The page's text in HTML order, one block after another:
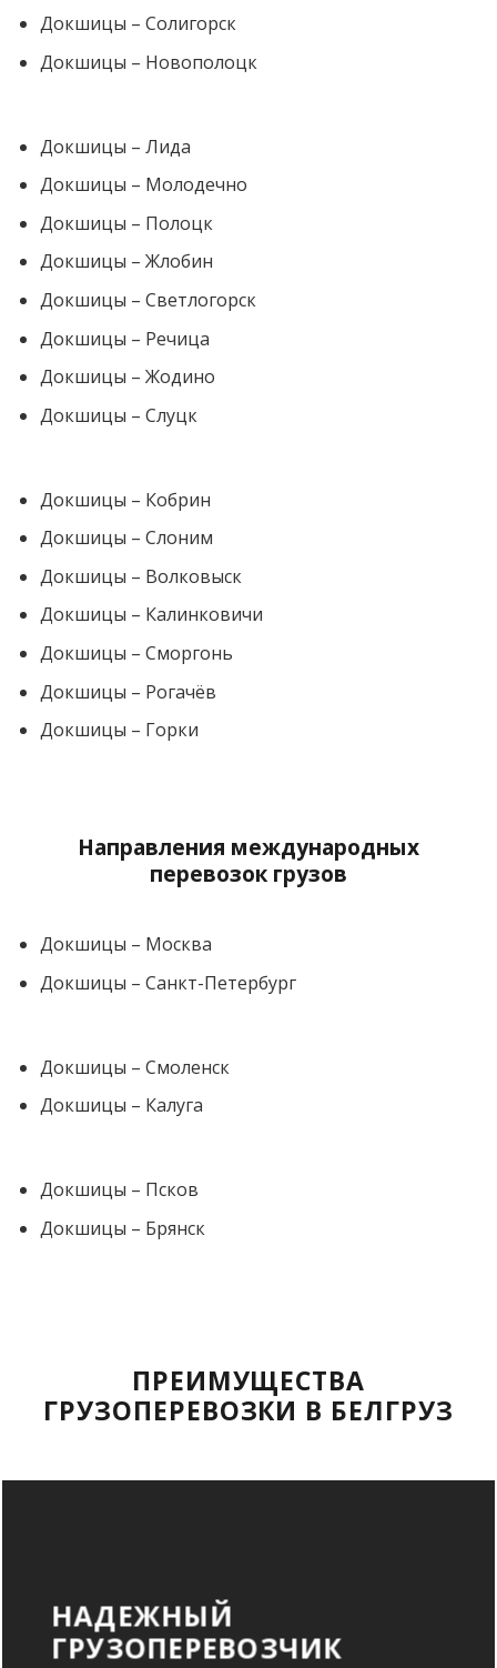
Докшицы – Солигорск
Докшицы – Новополоцк
Докшицы – Лида
Докшицы – Молодечно
Докшицы – Полоцк
Докшицы – Жлобин
Докшицы – Светлогорск
Докшицы – Речица
Докшицы – Жодино
Докшицы – Слуцк
Докшицы – Кобрин
Докшицы – Слоним
Докшицы – Волковыск
Докшицы – Калинковичи
Докшицы – Сморгонь
Докшицы – Рогачёв
Докшицы – Горки
Направления международных
перевозок грузов
Докшицы – Москва
Докшицы – Санкт-Петербург
Докшицы – Смоленск
Докшицы – Калуга
Докшицы – Псков
Докшицы – Брянск
ПРЕИМУЩЕСТВА
ГРУЗОПЕРЕВОЗКИ В БЕЛГРУЗ
НАДЕЖНЫЙ
ГРУЗОПЕРЕВОЗЧИК